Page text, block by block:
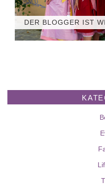
DER BLOGGER IST